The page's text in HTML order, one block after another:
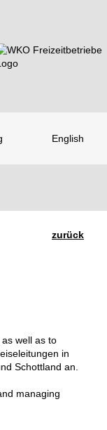
English
zurück
well as to
in
Schottland an.
managing